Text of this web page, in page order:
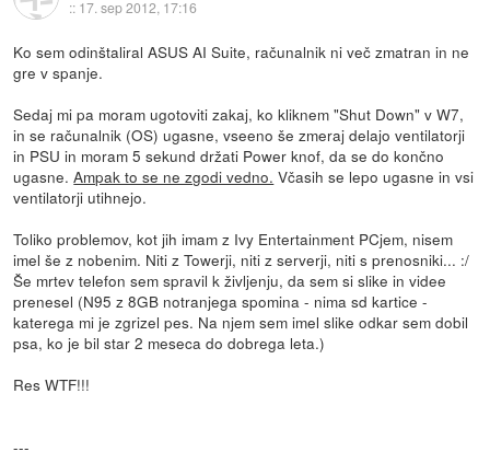
:: 17. sep 2012, 17:16
Ko sem odinštaliral ASUS AI Suite, računalnik ni več zmatran in ne
gre v spanje.
Sedaj mi pa moram ugotoviti zakaj, ko kliknem "Shut Down" v W7,
in se računalnik (OS) ugasne, vseeno še zmeraj delajo ventilatorji
in PSU in moram 5 sekund držati Power knof, da se do končno
ugasne.Ampak to se ne zgodi vedno. Včasih se lepo ugasne in vsi
ventilatorji utihnejo.
Toliko problemov, kot jih imam z Ivy Entertainment PCjem, nisem
imel še z nobenim. Niti z Towerji, niti z serverji, niti s prenosniki... :/
Še mrtev telefon sem spravil k življenju, da sem si slike in videe
prenesel (N95 z 8GB notranjega spomina - nima sd kartice -
katerega mi je zgrizel pes. Na njem sem imel slike odkar sem dobil
psa, ko je bil star 2 meseca do dobrega leta.)
Res WTF!!!
---